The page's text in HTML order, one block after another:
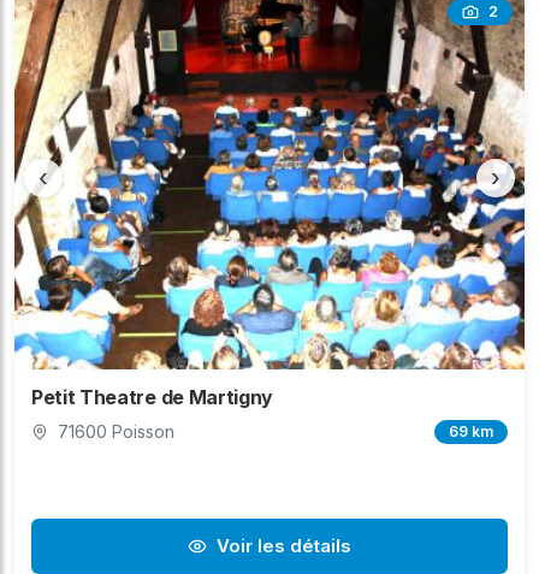
2
‹ ›
Petit Theatre de Martigny
71600 Poisson 69 km
Voir les détails